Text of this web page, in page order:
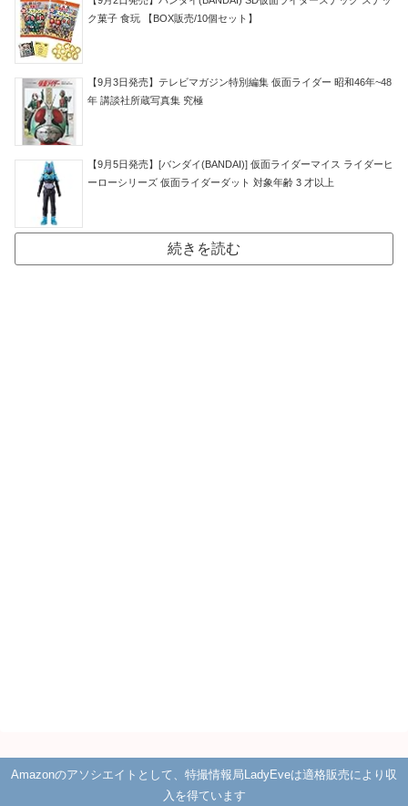
ク菓子 食玩 【BOX販売/10個セット】
【9月3日発売】テレビマガジン特別編集 仮面ライダー 昭和46年~48
年 講談社所蔵写真集 究極
【9月5日発売】[バンダイ(BANDAI)] 仮面ライダーマイス ライダーヒ
ーローシリーズ 仮面ライダーダット 対象年齢 3 才以上
続きを読む
Amazonのアソシエイトとして、特撮情報局LadyEveは適格販売により収
入を得ています